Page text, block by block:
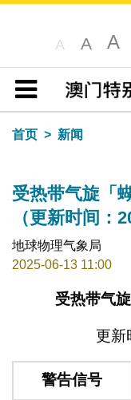
A A A
目录
首页
新闻
受热带气旋「
（更新时间：
地球物理气象局
2025-06-13 11:00
受热带气
更新
警告信号